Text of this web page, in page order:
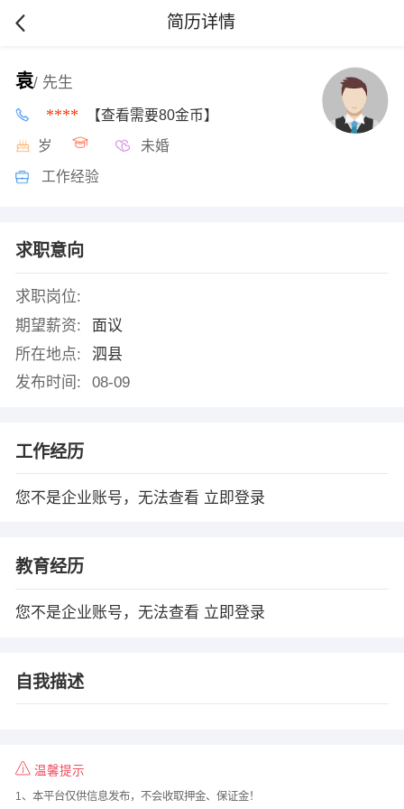
简历详情
袁/ 先生
**** 【查看需要80金币】
岁 未婚
工作经验
求职意向
求职岗位:
期望薪资:
面议
所在地点:
泗县
发布时间:
08-09
工作经历
您不是企业账号，无法查看 立即登录
教育经历
您不是企业账号，无法查看 立即登录
自我描述
温馨提示
1、本平台仅供信息发布，不会收取押金、保证金！